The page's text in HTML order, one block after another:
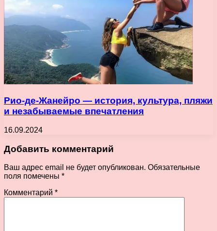
Рио-де-Жанейро — история, культура, пляжи
и незабываемые впечатления
16.09.2024
Добавить комментарий
Ваш адрес email не будет опубликован. Обязательные
поля помечены *
Комментарий *